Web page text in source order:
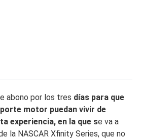
abono por los tres días para que
motor puedan vivir de
experiencia, en la que se va a
la NASCAR Xfinity Series, que no